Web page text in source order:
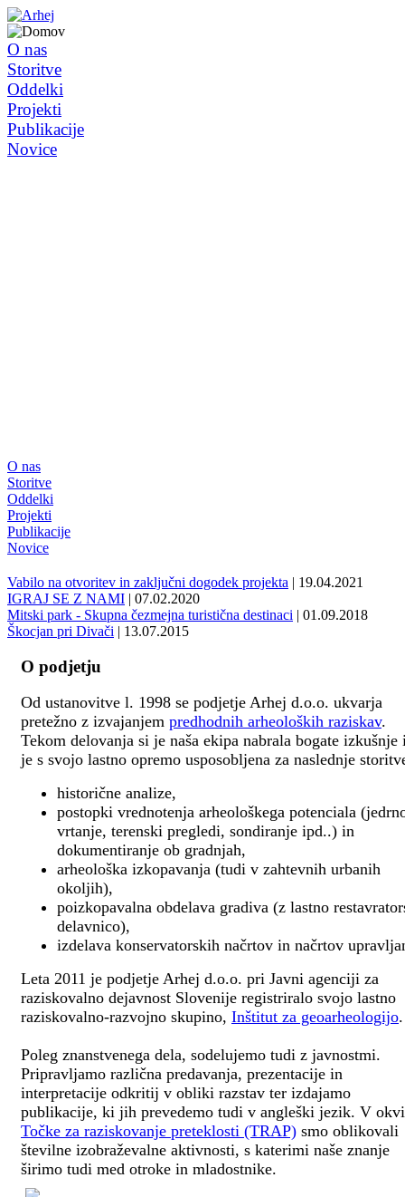
O nas
Storitve
Oddelki
Projekti
Publikacije
Novice
O nas
Storitve
Oddelki
Projekti
Publikacije
Novice
Vabilo na otvoritev in zaključni dogodek projekta | 19.04.2021
IGRAJ SE Z NAMI | 07.02.2020
Mitski park - Skupna čezmejna turistična destinaci | 01.09.2018
Škocjan pri Divači | 13.07.2015
O podjetju
Od ustanovitve l. 1998 se podjetje Arhej d.o.o. ukvarja
pretežno z izvajanjem predhodnih arheoloških raziskav.
Tekom delovanja si je naša ekipa nabrala bogate izkušnje
je s svojo lastno opremo usposobljena za naslednje
historične analize,
postopki vrednotenja arheološkega potenciala
vrtanje, terenski pregledi, sondiranje ipd..) in
dokumentiranje ob gradnjah,
arheološka izkopavanja (tudi v zahtevnih urbanih
okoljih),
poizkopavalna obdelava gradiva (z lastno
delavnico),
izdelava konservatorskih načrtov in načrtov
Leta 2011 je podjetje Arhej d.o.o. pri Javni agenciji za
raziskovalno dejavnost Slovenije registriralo svojo lastno
raziskovalno-razvojno skupino, Inštitut za geoarheologijo.
Poleg znanstvenega dela, sodelujemo tudi z javnostmi.
Pripravljamo različna predavanja, prezentacije in
interpretacije odkritij v obliki razstav ter izdajamo
publikacije, ki jih prevedemo tudi v angleški jezik. V
Točke za raziskovanje preteklosti (TRAP) smo oblikovali
številne izobraževalne aktivnosti, s katerimi naše znanje
širimo tudi med otroke in mladostnike.